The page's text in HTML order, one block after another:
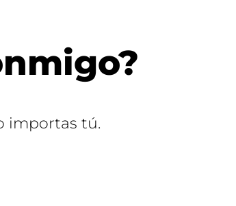
importas tú.